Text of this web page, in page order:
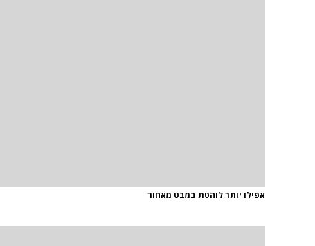
אפילו יותר לוהטת במבט מאחור